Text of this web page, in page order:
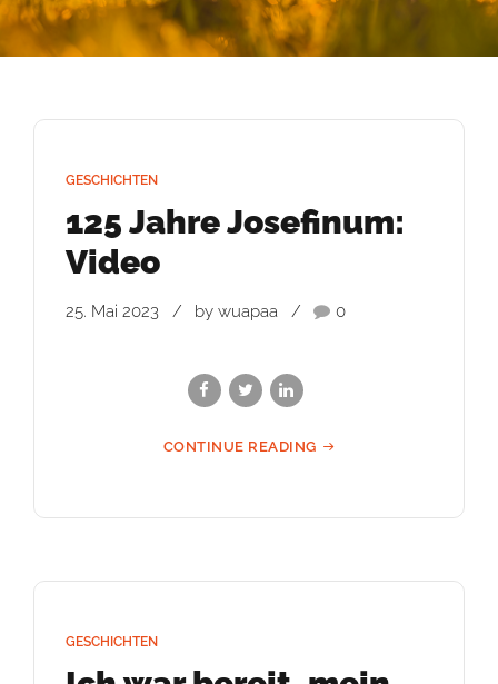
GESCHICHTEN
125 Jahre Josefinum:
Video
25. Mai 2023 by wuapaa 0
CONTINUE READING
GESCHICHTEN